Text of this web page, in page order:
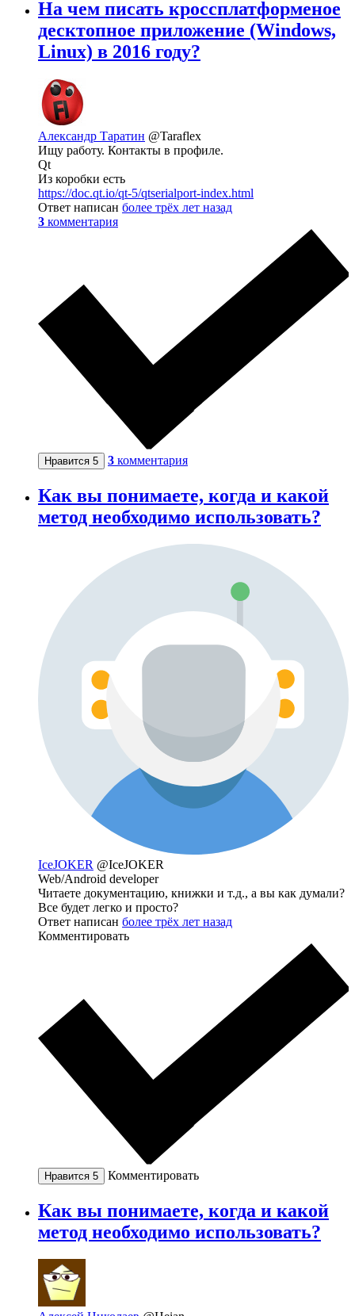
На чем писать кроссплатформеное
десктопное приложение (Windows,
Linux) в 2016 году?
Александр Таратин @Taraflex
Ищу работу. Контакты в профиле.
Qt
Из коробки есть
https://doc.qt.io/qt-5/qtserialport-index.html
Ответ написан более трёх лет назад
3 комментария
Нравится 5 3 комментария
Как вы понимаете, когда и какой
метод необходимо использовать?
IceJOKER @IceJOKER
Web/Android developer
Читаете документацию, книжки и т.д., а вы как думали?
Все будет легко и просто?
Ответ написан более трёх лет назад
Комментировать
Нравится 5 Комментировать
Как вы понимаете, когда и какой
метод необходимо использовать?